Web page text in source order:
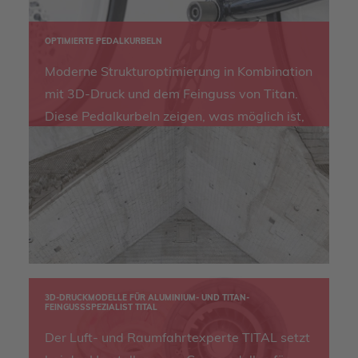
Glassteg herzustellen.
OPTIMIERTE PEDALKURBELN
Moderne Strukturoptimierung in Kombination
mit 3D-Druck und dem Feinguss von Titan.
Diese Pedalkurbeln zeigen, was möglich ist,
wenn bestehende Konstruktionsgrenzen
aufgehoben werden.
3D-DRUCKMODELLE FÜR ALUMINIUM- UND TITAN-
FEINGUSSSPEZIALIST TITAL
Der Luft- und Raumfahrtexperte TITAL setzt